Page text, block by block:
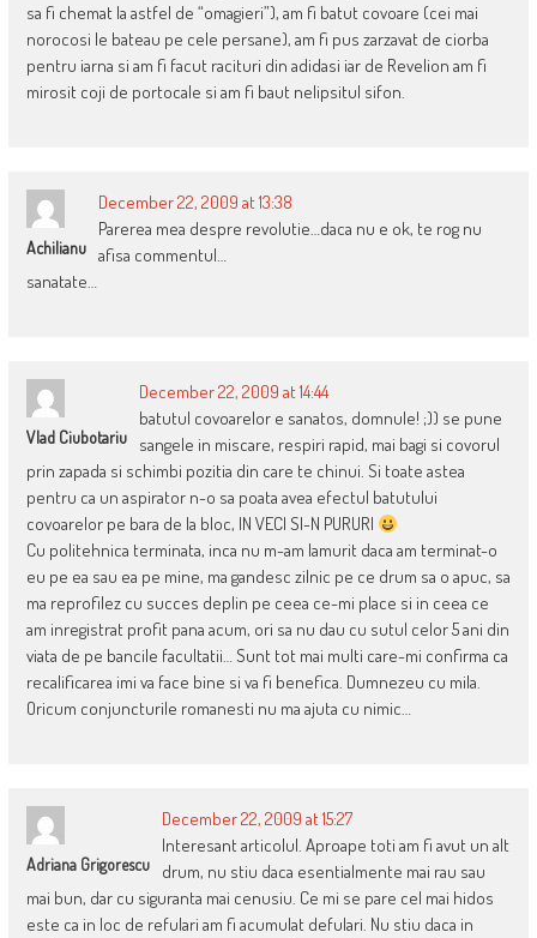
sa fi chemat la astfel de “omagieri”), am fi batut covoare (cei mai
norocosi le bateau pe cele persane), am fi pus zarzavat de ciorba
pentru iarna si am fi facut racituri din adidasi iar de Revelion am fi
mirosit coji de portocale si am fi baut nelipsitul sifon.
Achilianu
December 22, 2009 at 13:38
Parerea mea despre revolutie…daca nu e ok, te rog nu
afisa commentul…
sanatate…
Vlad Ciubotariu
December 22, 2009 at 14:44
batutul covoarelor e sanatos, domnule! ;)) se pune
sangele in miscare, respiri rapid, mai bagi si covorul
prin zapada si schimbi pozitia din care te chinui. Si toate astea
pentru ca un aspirator n-o sa poata avea efectul batutului
covoarelor pe bara de la bloc, IN VECI SI-N PURURI
Cu politehnica terminata, inca nu m-am lamurit daca am terminat-o
eu pe ea sau ea pe mine, ma gandesc zilnic pe ce drum sa o apuc, sa
ma reprofilez cu succes deplin pe ceea ce-mi place si in ceea ce
am inregistrat profit pana acum, ori sa nu dau cu sutul celor 5 ani din
viata de pe bancile facultatii… Sunt tot mai multi care-mi confirma ca
recalificarea imi va face bine si va fi benefica. Dumnezeu cu mila.
Oricum conjuncturile romanesti nu ma ajuta cu nimic…
Adriana Grigorescu
December 22, 2009 at 15:27
Interesant articolul. Aproape toti am fi avut un alt
drum, nu stiu daca esentialmente mai rau sau
mai bun, dar cu siguranta mai cenusiu. Ce mi se pare cel mai hidos
este ca in loc de refulari am fi acumulat defulari. Nu stiu daca in